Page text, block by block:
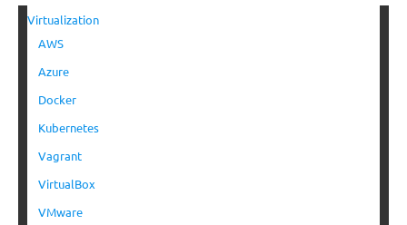
Virtualization
AWS
Azure
Docker
Kubernetes
Vagrant
VirtualBox
VMware